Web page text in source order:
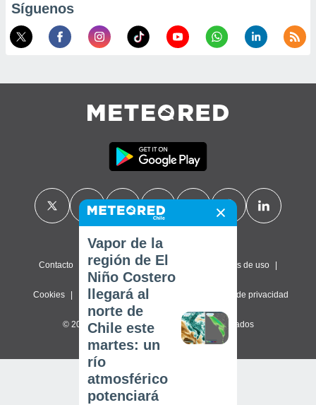
Síguenos
Contacto Sobre nosotros Términos de uso
Cookies Política de privacidad Configuración de privacidad
© 2026 Meteored. Todos los derechos reservados
Vapor de la
región de El
Niño Costero
llegará al
norte de
Chile este
martes: un
río
atmosférico
potenciará